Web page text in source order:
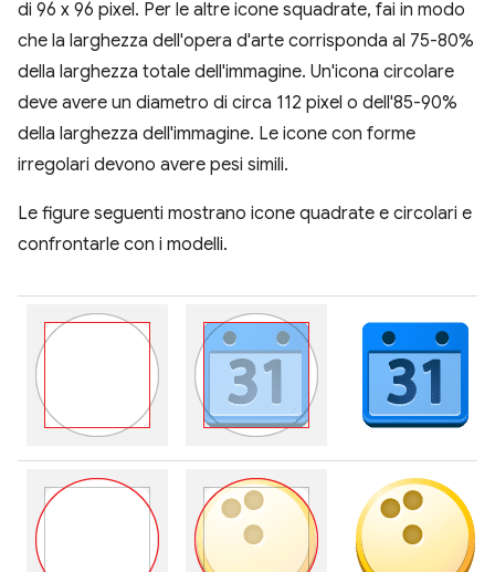
di 96 x 96 pixel. Per le altre icone squadrate, fai in modo
che la larghezza dell'opera d'arte corrisponda al 75-80%
della larghezza totale dell'immagine. Un'icona circolare
deve avere un diametro di circa 112 pixel o dell'85-90%
della larghezza dell'immagine. Le icone con forme
irregolari devono avere pesi simili.
Le figure seguenti mostrano icone quadrate e circolari e
confrontarle con i modelli.